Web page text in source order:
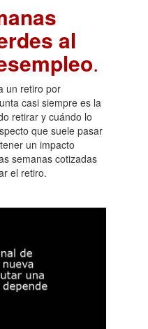
al
.
un retiro por
casi siempre es la
retirar y cuándo lo
que suele pasar
un impacto
semanas cotizadas
el retiro.